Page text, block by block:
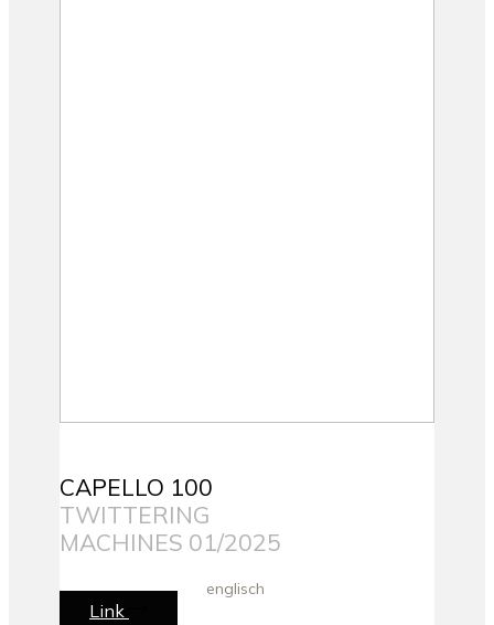
CAPELLO 100
TWITTERING
MACHINES 01/2025
englisch
Link